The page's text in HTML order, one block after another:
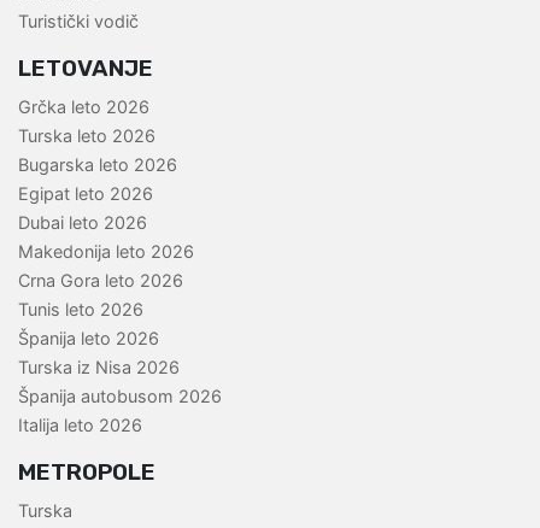
Turistički vodič
LETOVANJE
Grčka leto 2026
Turska leto 2026
Bugarska leto 2026
Egipat leto 2026
Dubai leto 2026
Makedonija leto 2026
Crna Gora leto 2026
Tunis leto 2026
Španija leto 2026
Turska iz Nisa 2026
Španija autobusom 2026
Italija leto 2026
METROPOLE
Turska